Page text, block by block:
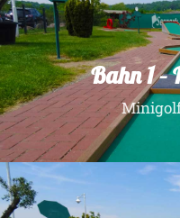
Bahn 1 –